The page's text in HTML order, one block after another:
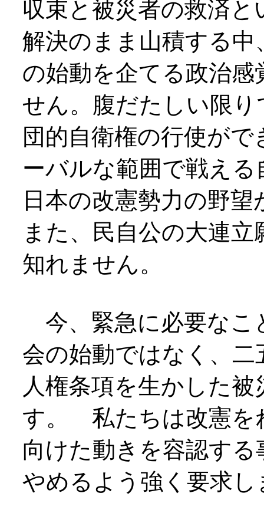
収束と被災者の救済
解決のまま山積する
の始動を企てる政治
せん。腹だたしい限
団的自衛権の行使が
ーバルな範囲で戦え
日本の改憲勢力の野
また、民自公の大連
知れません。
今、緊急に必要なこ
会の始動ではなく、
人権条項を生かした
す。 私たちは改憲を
向けた動きを容認す
やめるよう強く要求し